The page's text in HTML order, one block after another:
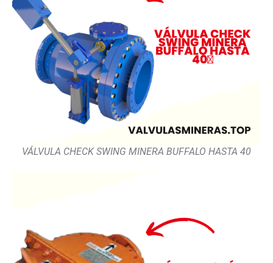
VÁLVULA CHECK SWING MINERA BUFFALO HASTA 40